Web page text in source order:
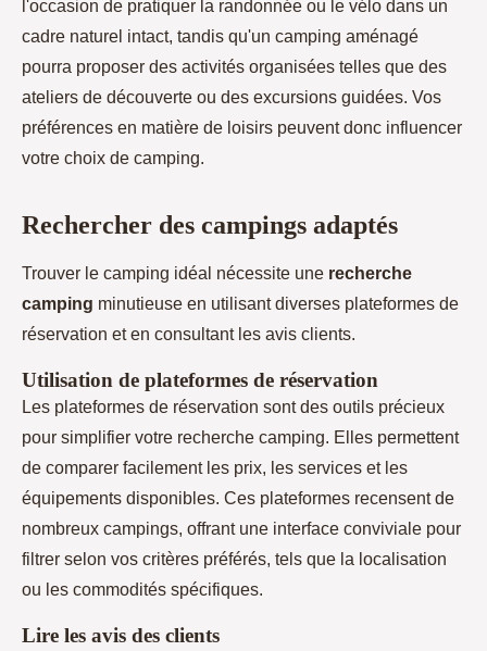
l'occasion de pratiquer la randonnée ou le vélo dans un
cadre naturel intact, tandis qu'un camping aménagé
pourra proposer des activités organisées telles que des
ateliers de découverte ou des excursions guidées. Vos
préférences en matière de loisirs peuvent donc influencer
votre choix de camping.
Rechercher des campings adaptés
Trouver le camping idéal nécessite une recherche
camping minutieuse en utilisant diverses plateformes de
réservation et en consultant les avis clients.
Utilisation de plateformes de réservation
Les plateformes de réservation sont des outils précieux
pour simplifier votre recherche camping. Elles permettent
de comparer facilement les prix, les services et les
équipements disponibles. Ces plateformes recensent de
nombreux campings, offrant une interface conviviale pour
filtrer selon vos critères préférés, tels que la localisation
ou les commodités spécifiques.
Lire les avis des clients